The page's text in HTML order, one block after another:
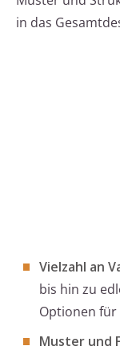
in das
Vielzahl an
bis hin zu
Optionen für
Muster und